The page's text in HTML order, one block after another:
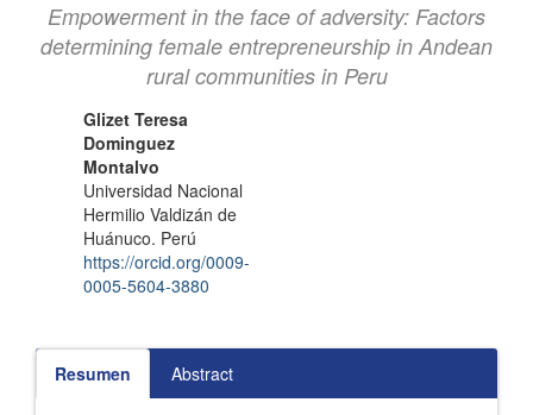
Empowerment in the face of adversity: Factors
determining female entrepreneurship in Andean
rural communities in Peru
Contenido
principal
artículo
Autores/as
Glizet Teresa
Dominguez
Montalvo
Universidad Nacional
Hermilio Valdizán de
Huánuco. Perú
https://orcid.org/0009-
0005-5604-3880
Resumen Abstract